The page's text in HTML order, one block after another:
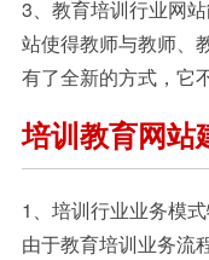
3、教育培训行业网
站使得教师与教师、
有了全新的方式，它
培训教育网站
1、培训行业业务模
由于教育培训业务流